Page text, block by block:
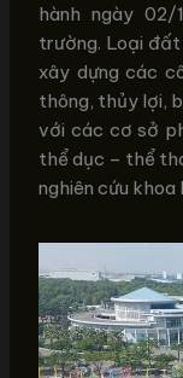
hành ngày 02/
trường. Loại đất
xây dựng các
thông, thủy lợi,
với các cơ sở
thể dục – thể
nghiên cứu khoa